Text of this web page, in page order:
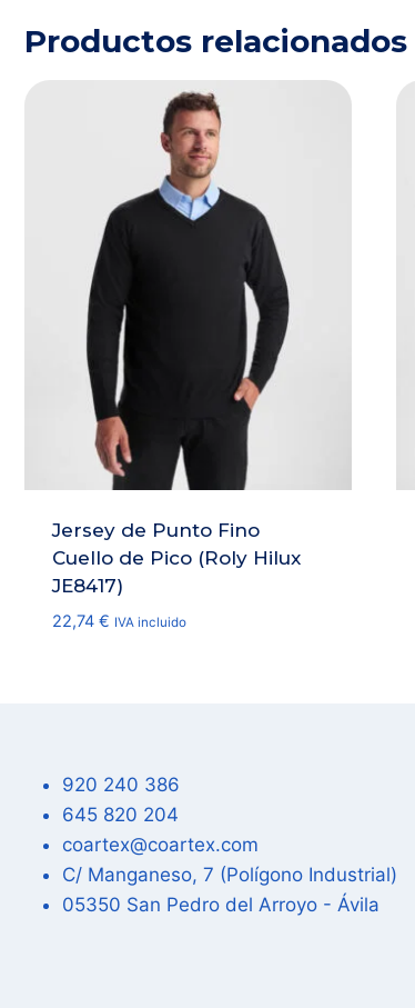
Productos relacionados
Jersey de Punto Fino
Cuello de Pico (Roly Hilux
JE8417)
22,74 € IVA incluido
920 240 386
645 820 204
coartex@coartex.com
C/ Manganeso, 7 (Polígono Industrial)
05350 San Pedro del Arroyo - Ávila